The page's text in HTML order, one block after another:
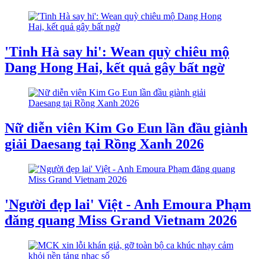
'Tinh Hà say hi': Wean quỳ chiêu mộ
Dang Hong Hai, kết quả gây bất ngờ
Nữ diễn viên Kim Go Eun lần đầu giành
giải Daesang tại Rồng Xanh 2026
'Người đẹp lai' Việt - Anh Emoura Phạm
đăng quang Miss Grand Vietnam 2026